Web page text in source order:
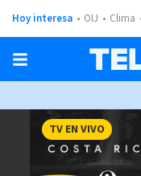
Hoy interesa OIJ Clima
TV EN VIVO